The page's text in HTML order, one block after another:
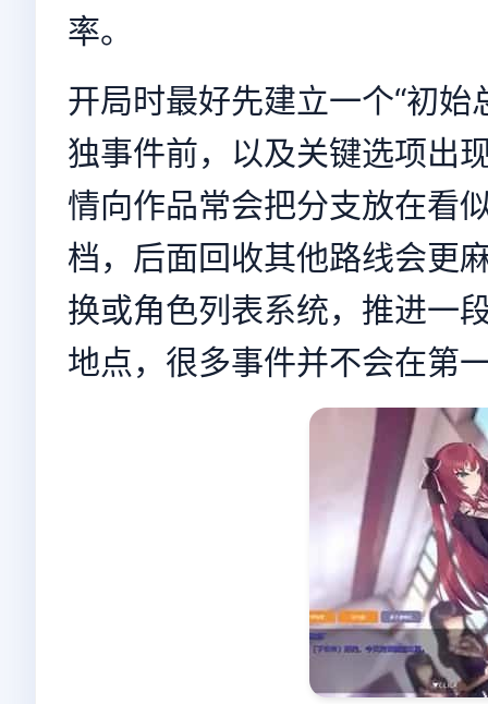
率。
开局时最好先建立一个“初
独事件前，以及关键选项出
情向作品常会把分支放在看
档，后面回收其他路线会更
换或角色列表系统，推进一
地点，很多事件并不会在第